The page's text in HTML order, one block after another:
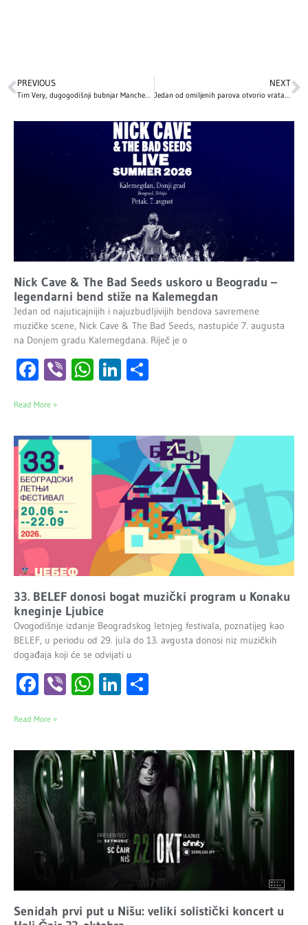
PREVIOUS NEXT
Nick Cave & The Bad Seeds uskoro u Beogradu –
legendarni bend stiže na Kalemegdan
Jedan od najuticajnijih i najuzbudljivijih bendova savremene
muzičke scene, Nick Cave & The Bad Seeds, nastupiće 7. augusta
na Donjem gradu Kalemegdana. Riječ je o
Facebook
ViberWhatsApp
LinkedIn
Read More »
33. BELEF donosi bogat muzički program u Konaku
kneginje Ljubice
Ovogodišnje izdanje Beogradskog letnjeg festivala, poznatijeg kao
BELEF, u periodu od 29. jula do 13. avgusta donosi niz muzičkih
događaja koji će se odvijati u
Facebook
ViberWhatsApp
LinkedIn
Read More »
Senidah prvi put u Nišu: veliki solistički koncert u